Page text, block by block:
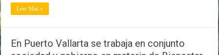
Leer Mas »
En Puerto Vallarta se trabaja en conjunto